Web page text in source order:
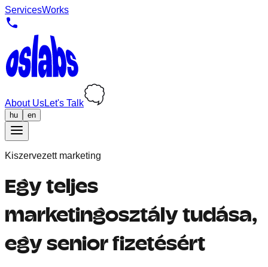
ServicesWorks
About UsLet's Talk
hu en
Kiszervezett marketing
Egy teljes
marketingosztály tudása,
egy senior fizetésért